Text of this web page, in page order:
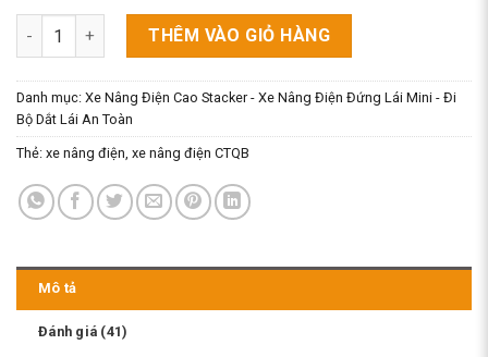
Xe Nâng Điện CTQB 1 Tấn Cao 3m Hiệu Niuli số lượng
THÊM VÀO GIỎ HÀNG
Danh mục: Xe Nâng Điện Cao Stacker - Xe Nâng Điện Đứng Lái Mini - Đi
Bộ Dắt Lái An Toàn
Thẻ: xe nâng điện, xe nâng điện CTQB
Mô tả
Đánh giá (41)